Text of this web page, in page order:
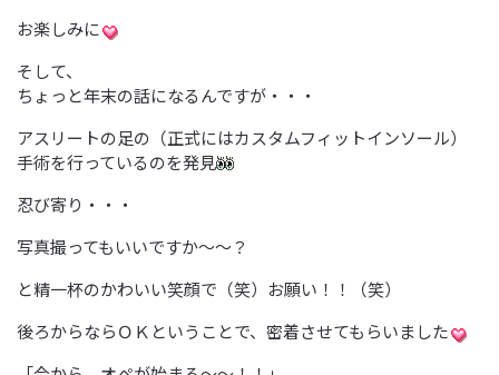
お楽しみに
そして、
ちょっと年末の話になるんですが・・・
アスリートの足の（正式にはカスタムフィットインソール）
手術を行っているのを発見
忍び寄り・・・
写真撮ってもいいですか～～？
と精一杯のかわいい笑顔で（笑）お願い！！（笑）
後ろからならＯＫということで、密着させてもらいました